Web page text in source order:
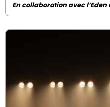
En collaboration avec l’Eden